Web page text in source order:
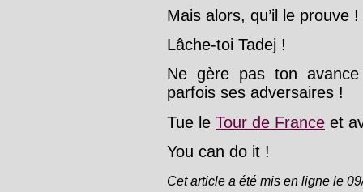
Mais alors, qu’il le prouve !
Lâche-toi Tadej !
Ne gère pas ton
parfois ses adversaires !
Tue le Tour de France et
You can do it !
Cet article a été mis en ligne le